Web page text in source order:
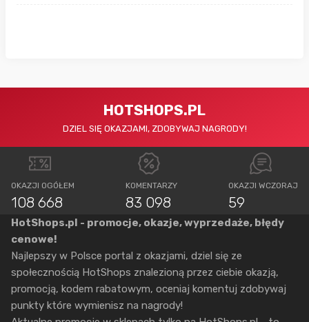
HOTSHOPS.PL
DZIEL SIĘ OKAZJAMI, ZDOBYWAJ NAGRODY!
OKAZJI OGÓŁEM
108 668
KOMENTARZY
83 098
OKAZJI WCZORAJ
59
HotShops.pl - promocje, okazje, wyprzedaże, błędy
cenowe!
Najlepszy w Polsce portal z okazjami, dziel się ze
społecznością HotShops znalezioną przez ciebie okazją,
promocją, kodem rabatowym, oceniaj komentuj zdobywaj
punkty które wymienisz na nagrody!